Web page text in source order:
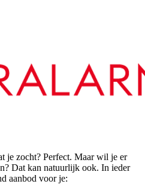
je zocht? Perfect. Maar wil je er
Dat kan natuurlijk ook. In ieder
aanbod voor je: